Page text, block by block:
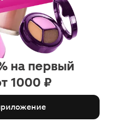
на первый
1000 ₽